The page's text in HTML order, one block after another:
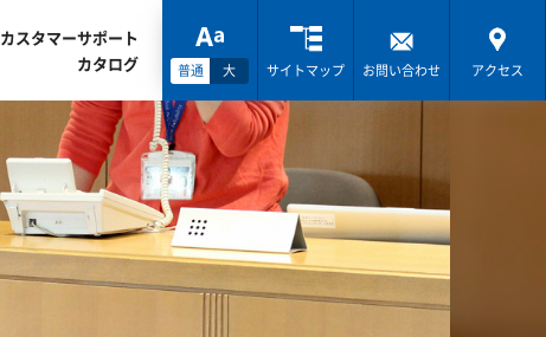
カスタマーサポート
カタログ
普通 大 サイトマップ お問い合わせ アクセス